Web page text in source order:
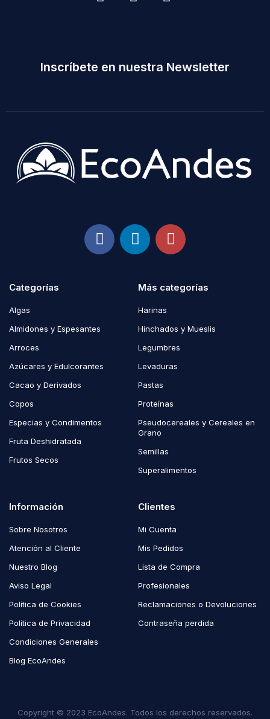
Inscríbete en nuestra Newsletter
Categorías
Algas
Almidones y Espesantes
Arroces
Azúcares y Edulcorantes
Cacao y Derivados
Copos
Especias y Condimentos
Fruta Deshidratada
Frutos Secos
Más categorías
Harinas
Hinchados y Mueslis
Legumbres
Levaduras
Pastas
Proteínas
Pseudocereales y Cereales en
Grano
Semillas
Superalimentos
Información
Sobre Nosotros
Atención al Cliente
Nuestro Blog
Aviso Legal
Política de Cookies
Política de Privacidad
Condiciones Generales
Blog EcoAndes
Clientes
Mi Cuenta
Mis Pedidos
Lista de Compra
Profesionales
Reclamaciones o Devoluciones
Contraseña perdida
Copyright © 2023 EcoAndes. Todos los derechos reservados.